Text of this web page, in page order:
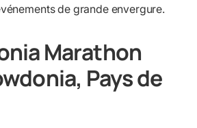
de grande envergure.
Marathon
Pays de